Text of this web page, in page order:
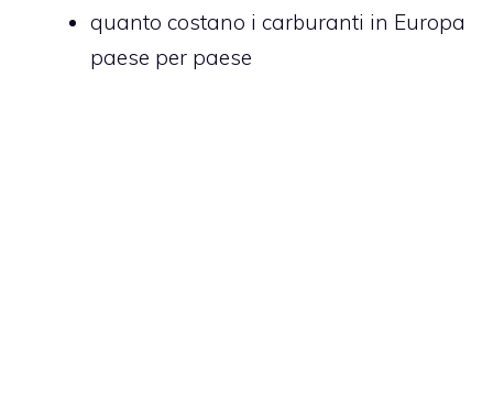
quanto costano i carburanti in Europa
paese per paese